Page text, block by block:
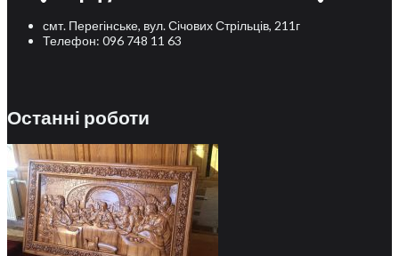
смт. Перегінське, вул. Січових Стрільців, 211г
Телефон: 096 748 11 63
Останні роботи